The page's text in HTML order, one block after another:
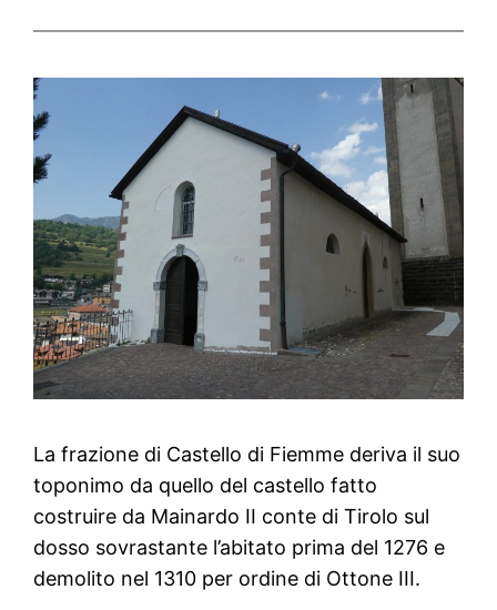
La frazione di Castello di Fiemme deriva il suo
toponimo da quello del castello fatto
costruire da Mainardo II conte di Tirolo sul
dosso sovrastante l’abitato prima del 1276 e
demolito nel 1310 per ordine di Ottone III.